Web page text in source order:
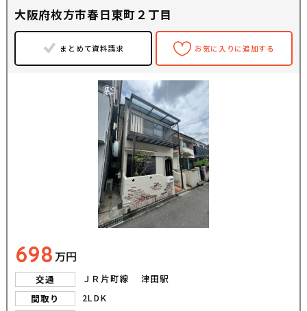
大阪府枚方市春日東町２丁目
まとめて資料請求 お気に入りに追加する
698万円
交通
ＪＲ片町線 津田駅
間取り
2LDK